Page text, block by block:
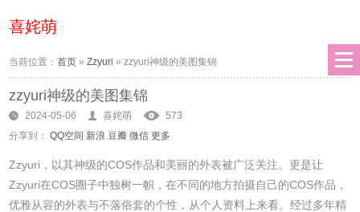
喜姹萌
当前位置：首页 »Zzyuri »zzyuri神级的美图集锦
zzyuri神级的美图集锦
2024-05-06 喜姹萌
573
分享到： QQ空间 新浪 豆瓣 微信 更多
Zzyuri，以其神级的COS作品和美丽的外表被广泛关注。更是让
Zzyuri在COS圈子中独树一帜，在不同的地方拍摄自己的COS作品，
优雅从容的外表与不落俗套的个性，从个人资料上来看。经过多年精